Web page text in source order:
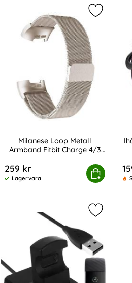
Milanese Loop Metall
Armband Fitbit Charge 4/3
259 kr
Tillgänglighet:
Lagervara
Köp
Metall Armband Fitbit
Markera
Markera